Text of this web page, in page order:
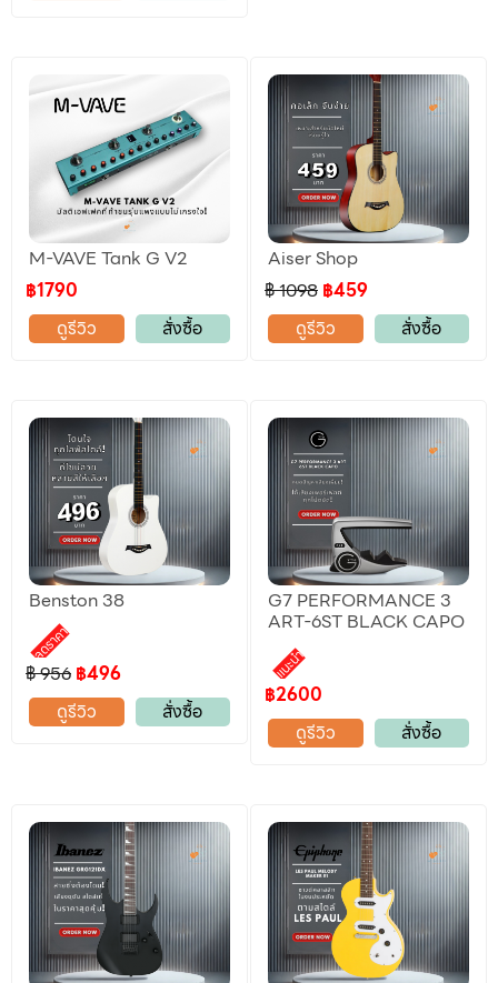
M-VAVE Tank G V2
฿1790
ดูรีวิว
สั่งซื้อ
Aiser Shop
฿ 1098 ฿459
ดูรีวิว
สั่งซื้อ
Benston 38
ลดราคา
฿ 956 ฿496
ดูรีวิว
สั่งซื้อ
G7 PERFORMANCE 3
ART-6ST BLACK CAPO
แนะนำ
฿2600
ดูรีวิว
สั่งซื้อ